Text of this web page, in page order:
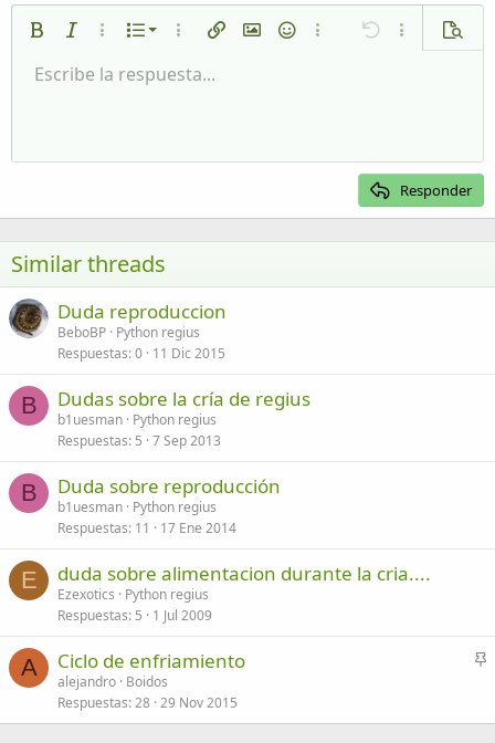
NegritaCursivaMás opciones…
Lista
Lista numerada
Lista desordenada
Más opciones…
Insertar enlace
Insertar imagen
EmoticonosMás opciones…
Deshacer
Más
Vista
Tamaño del texto
9
22
26
Color de texto
Fuente Arial
Times New Roman
Trebuchet MS
Verdana
TachadoSubrayado
AlineamientoAlineación izquierda
Paragraph format
Normal
Heading 2
CitarMultimedia
Insertar tabla
Insert horizontal line
SpoilerCódigo
RehacerCambiar a código BB
Eliminar formato
BorradoresGuardar borrador
Escribe la respuesta...
Responder
Similar threads
Duda reproduccion
BeboBP Python regius
Respuestas 0 11 Dic 2015
B Dudas sobre la cría de regius
b1uesman Python regius
Respuestas 5 7 Sep 2013
B Duda sobre reproducción
b1uesman Python regius
Respuestas 11 17 Ene 2014
E duda sobre alimentacion durante la cria....
Ezexotics
Python regius
Respuestas 5 1 Jul 2009
A
A
l
Ciclo de enfriamiento
alejandro Boidos
Respuestas 28 29 Nov 2015